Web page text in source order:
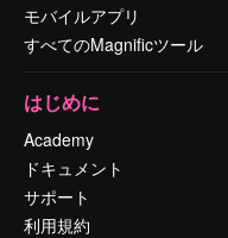
モバイルアプリ
すべてのMagnificツール
はじめに
Academy
ドキュメント
サポート
利用規約